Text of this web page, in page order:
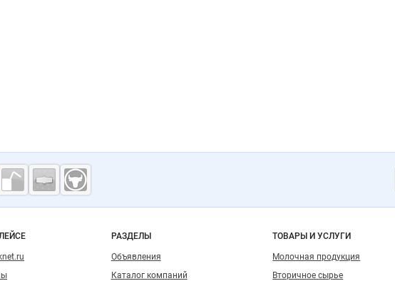
по сайту РАЗДЕЛЫ
Объявления
Каталог компаний
ТОВАРЫ И УСЛУГИ
Молочная продукция
Вторичное сырье